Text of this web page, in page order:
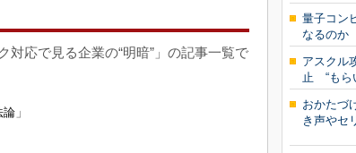
対応で見る企業の“明暗”」の記事一覧で
論 」
量子コン
なるのか
アスクル
止 “もら
おかたづ
き声やセ